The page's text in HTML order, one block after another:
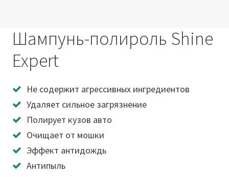
Шампунь-полироль Shine
Expert
Не содержит агрессивных ингредиентов
Удаляет сильное загрязнение
Полирует кузов авто
Очищает от мошки
Эффект антидождь
Антипыль